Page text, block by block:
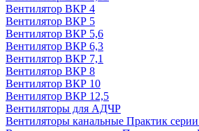
Вентилятор ВКР 4
Вентилятор ВКР 5
Вентилятор ВКР 5,6
Вентилятор ВКР 6,3
Вентилятор ВКР 7,1
Вентилятор ВКР 8
Вентилятор ВКР 10
Вентилятор ВКР 12,5
Вентиляторы для АДЧР
Вентиляторы канальные Практик